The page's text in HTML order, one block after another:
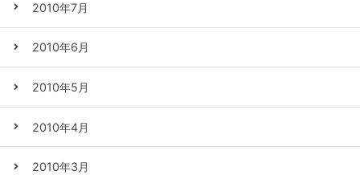
2010年7月
2010年6月
2010年5月
2010年4月
2010年3月